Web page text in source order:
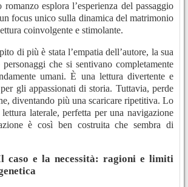
romanzo esplora l’esperienza del passaggio
focus unico sulla dinamica del matrimonio
coinvolgente e stimolante.
di più è stata l’empatia dell’autore, la sua
che si sentivano completamente
umani. È una lettura divertente e
gli appassionati di storia. Tuttavia, perde
diventando più una scaricare ripetitiva. Lo
laterale, perfetta per una navigazione
è così ben costruita che sembra di
caso e la necessità: ragioni e limiti